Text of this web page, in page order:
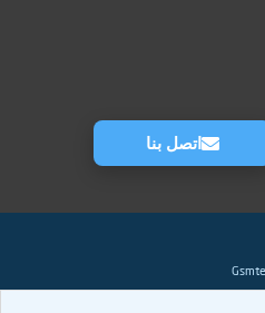
اتصل بنا